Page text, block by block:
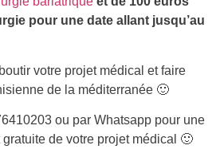
pour une date allant jusqu’au
votre projet médical et faire
de la méditerranée 🙂
ou par Whatsapp pour une
de votre projet médical 🙂